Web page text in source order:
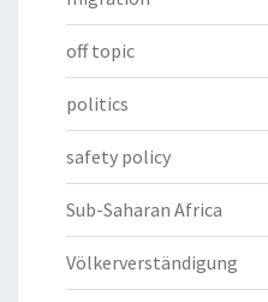
off topic
politics
safety policy
Sub-Saharan Africa
Völkerverständigung